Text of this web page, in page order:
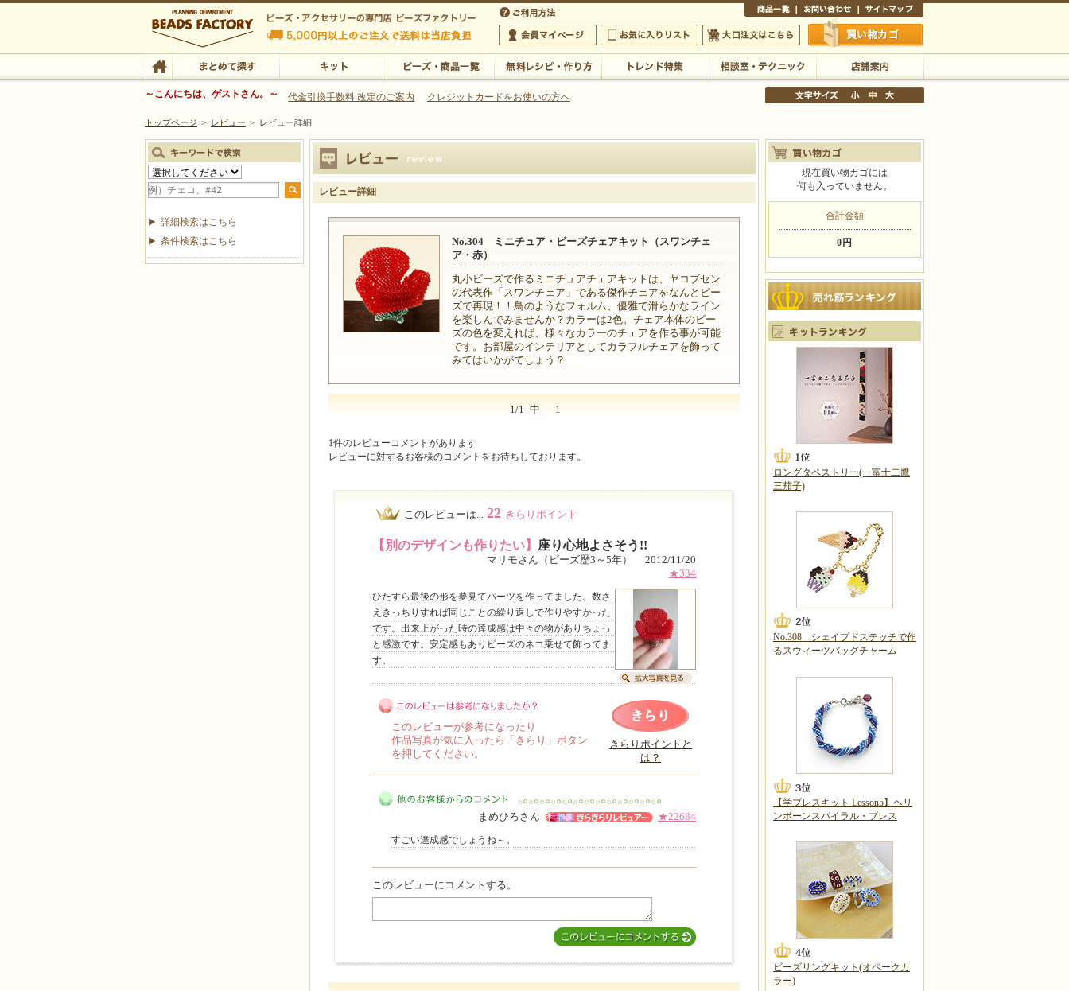
ビーズファクトリー ビーズ・パーツ・金具など・アクセサリーの専門店
ビーズ・アクセサリーの専門店 ビーズファクトリー 5,000円以上のご注文で送料は当店が負担いたします
ビーズ・アクセサリーの専門店 ビーズファクトリー 5,000円以上のご注文で送料は当店が負担いたします
会員マイページ
お気に入りリスト 大口注文はこちら 買い物かご
TOP まとめて探す 店舗案内
～こんにちは、ゲストさん。～ 代金引換手数料 改定のご案内 クレジットカードをお使いの方へ
トップページ > レビュー > レビュー詳細
レビュー詳細
No.304 ミニチュア・ビーズチェアキット（スワンチェ
ア・赤）
丸小ビーズで作るミニチュアチェアキットは、ヤコブセン
の代表作「スワンチェア」である傑作チェアをなんとビー
ズで再現！！鳥のようなフォルム、優雅で滑らかなライン
を楽しんでみませんか？カラーは2色。チェア本体のビー
ズの色を変えれば、様々なカラーのチェアを作る事が可能
です。お部屋のインテリアとしてカラフルチェアを飾って
みてはいかがでしょう？
1/1 中 1
1件のレビューコメントがあります
レビューに対するお客様のコメントをお待ちしております。
このレビューは... 22 きらりポイント
【別のデザインも作りたい】 座り心地よさそう!!
マリモさん（ビーズ歴3～5年） 2012/11/20
★334
ひたすら最後の形を夢見てパーツを作ってました。数さ
えきっちりすれば同じことの繰り返しで作りやすかった
です。出来上がった時の達成感は中々の物がありちょっ
と感激です。安定感もありビーズのネコ乗せて飾ってま
す。
このレビューは参考になりましたか？
このレビューが参考になったり
作品写真が気に入ったら「きらり」ボタン
を押してください。
きらりポイントと
は？
まめひろさん ★22684
すごい達成感でしょうね～。
このレビューにコメントする。
詳細検索はこちら
条件検索はこちら
現在買い物カゴには
何も入っていません。
合計金額
0円
ロングタペストリー(一富士二鷹
三茄子)
No.308 シェイプドステッチで作
るスウィーツバッグチャーム
【学ブレスキット Lesson5】ヘリ
ンボーンスパイラル・ブレス
ビーズリングキット(オペークカ
ラー)